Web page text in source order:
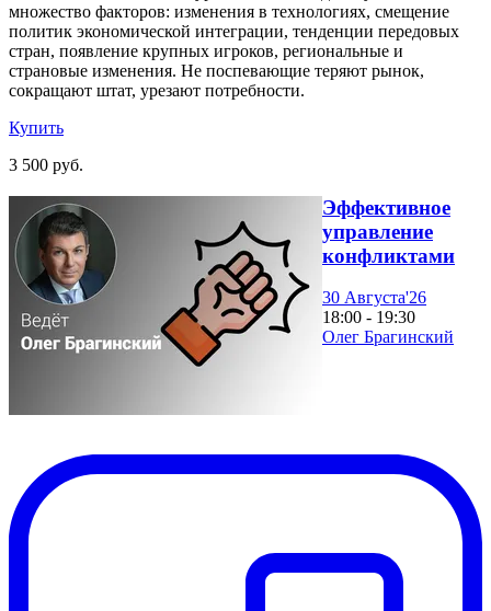
множество факторов: изменения в технологиях, смещение
политик экономической интеграции, тенденции передовых
стран, появление крупных игроков, региональные и
страновые изменения. Не поспевающие теряют рынок,
сокращают штат, урезают потребности.
Купить
3 500 руб.
Эффективное
управление
конфликтами
30 Августа'26
18:00 - 19:30
Олег Брагинский